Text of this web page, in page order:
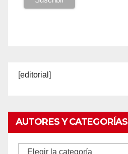
[editorial]
AUTORES Y CATEGORÍAS
Autores